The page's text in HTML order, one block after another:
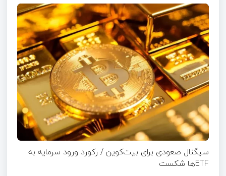
سیگنال صعودی برای بیت‌کوین / رکورد ورود سرمایه به
ETFها شکست